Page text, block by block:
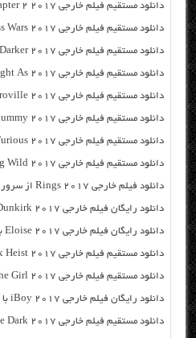
دانلود مستقیم فیلم خارجی John Wick: Chapter 2 2017 از سرور سایت
دانلود مستقیم فیلم خارجی Cross Wars 2017 از سرور سایت
دانلود مستقیم فیلم خارجی Fifty Shades Darker 2017 از سرور سایت
دانلود مستقیم فیلم خارجی From Straight As 2017 از سرور سایت
دانلود مستقیم فیلم خارجی Zeroville 2017 از سرور سایت
دانلود مستقیم فیلم خارجی The Mummy 2017 از سرور سایت
دانلود مستقیم فیلم خارجی The Fate of the Furious 2017 از سرور سایت
دانلود مستقیم فیلم خارجی Running Wild 2017 از سرور سایت
دانلود فیلم خارجی Rings 2017 از سرور سایت
دانلود رایگان فیلم خارجی Dunkirk 2017 با لینک مستقیم
دانلود رایگان فیلم خارجی Eloise 2017 با لینک مستقیم
دانلود مستقیم فیلم خارجی Essex Heist 2017 از سرور سایت
دانلود مستقیم فیلم خارجی Get the Girl 2017 از سرور سایت
دانلود رایگان فیلم خارجی iBoy 2017 با لینک مستقیم
دانلود مستقیم فیلم خارجی Justice League Dark 2017 از سرور سایت